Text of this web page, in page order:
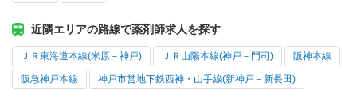
近隣エリアの路線で薬剤師求人を探す
ＪＲ東海道本線(米原－神戸) ＪＲ山陽本線(神戸－門司) 阪神本線
阪急神戸本線 神戸市営地下鉄西神・山手線(新神戸－新長田)